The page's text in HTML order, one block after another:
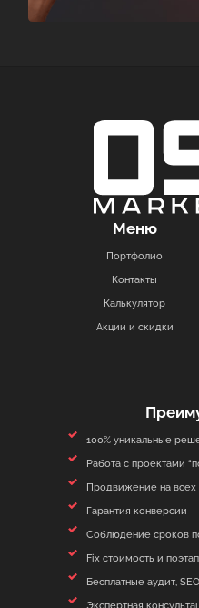
Меню
Портфолио
Контакты
Калькулятор
Акции и скидки
100% уникальные
Работа с проектами
Продвижение на всех
Гарантия конверсии
Соблюдение сроков
Fix стоимость и
Бесплатные аудит,
Экспертная